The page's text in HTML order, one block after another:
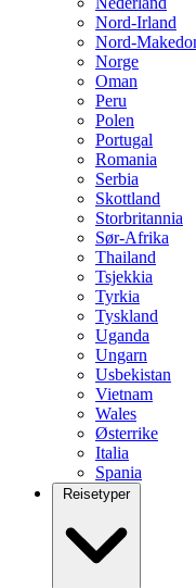
Nord-Irland
Nord-
Norge
Oman
Peru
Polen
Portugal
Romania
Serbia
Skottland
Storbritannia
Sør-Afrika
Thailand
Tsjekkia
Tyrkia
Tyskland
Uganda
Ungarn
Usbekistan
Vietnam
Wales
Østerrike
Italia
Spania
Reisetyper